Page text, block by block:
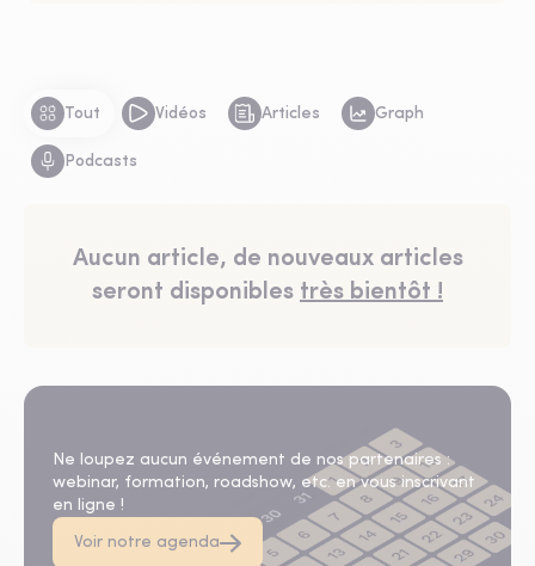
Tout Vidéos Articles Graph
Podcasts
Aucun article, de nouveaux articles
seront disponibles très bientôt !
Ne loupez aucun événement de nos partenaires :
webinar, formation, roadshow, etc. en vous inscrivant
en ligne !
Voir notre agenda